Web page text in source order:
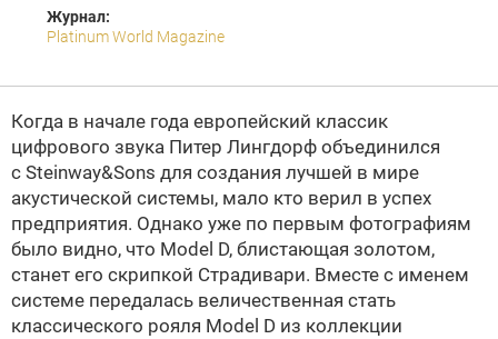
Журнал:
Platinum World Magazine
Когда в начале года европейский классик
цифрового звука Питер Лингдорф объединился
с Steinway&Sons для создания лучшей в мире
акустической системы, мало кто верил в успех
предприятия. Однако уже по первым фотографиям
было видно, что Model D, блистающая золотом,
станет его скрипкой Страдивари. Вместе с именем
системе передалась величественная стать
классического рояля Model D из коллекции